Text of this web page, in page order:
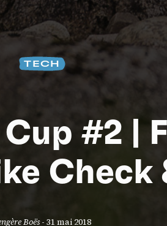
Cup #2 |
Check
Boës-31 mai 2018
TECH